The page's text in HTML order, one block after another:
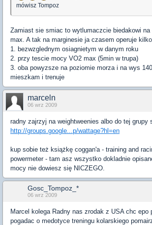
mówisz Tompoz
Zamiast sie smiac to wytlumaczcie biedakowi na
max. A tak na marginesie ja czasem operuje
1. bezwzglednym osiagnietym w danym roku
2. przy tescie mocy VO2 max (5min w trupa)
3. oba powyzsze na poziomie morza i na wys
mieszkam i trenuje
marceln
06 wrz 2009
radny zajrzyj na weightweenies albo do tej grupy
http://groups.google...p/wattage?hl=en
kup sobie też książkę coggan'a - training and
powermeter - tam asz wszystko dokladnie
mocy nie dowiesz się NICZEGO.
Gosc_Tompoz_*
06 wrz 2009
Marcel kolega Radny nas zrodak z USA chc epo
pogadac o medotyce treningu kolarskiego